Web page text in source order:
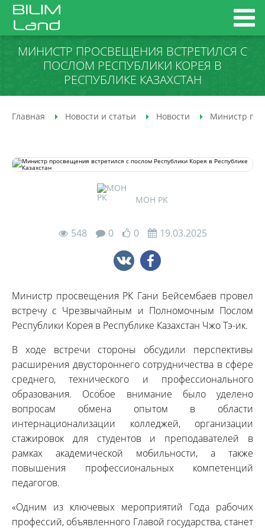
МИНИСТР ПРОСВЕЩЕНИЯ ВСТРЕТИЛСЯ С
ПОСЛОМ РЕСПУБЛИКИ КОРЕЯ В
РЕСПУБЛИКЕ КАЗАХСТАН
Главная Новости и статьи Новости Министр
МОН РК
548 0 0 19.03.2025
Министр просвещения РК Гани Бейсембаев провел
встречу с Чрезвычайным и Полномочным Послом
Республики Корея в Республике Казахстан Чжо Тэ-ик.
В ходе встречи стороны обсудили перспективы
расширения двустороннего сотрудничества в сфере
среднего, технического и профессионального
образования. Особое внимание было уделено
вопросам обмена опытом в области
интернационализации колледжей, организации
стажировок для студентов и преподавателей в
рамках академической мобильности, а также
повышения профессиональных компетенций
педагогов.
«Одним из ключевых мероприятий Года рабочих
профессий, объявленного Главой государства, станет